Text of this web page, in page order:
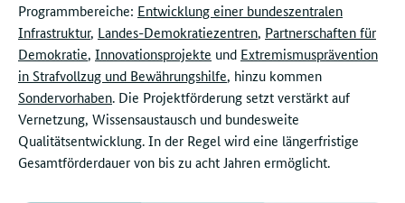
Programmbereiche: Entwicklung einer bundeszentralen
Infrastruktur, Landes-Demokratiezentren, Partnerschaften für
Demokratie, Innovationsprojekte und Extremismusprävention
in Strafvollzug und Bewährungshilfe, hinzu kommen
Sondervorhaben. Die Projektförderung setzt verstärkt auf
Vernetzung, Wissensaustausch und bundesweite
Qualitätsentwicklung. In der Regel wird eine längerfristige
Gesamtförderdauer von bis zu acht Jahren ermöglicht.